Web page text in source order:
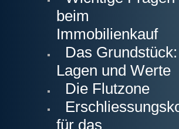
Cape Coral | Fort Myers | Fort Myers Beach | Estero
Sanibel Island | Captiva Island
beim
Immobilienkauf
Das Grundstück:
Lagen und Werte
Die Flutzone
für das
Der Ablauf eines Neubaus in